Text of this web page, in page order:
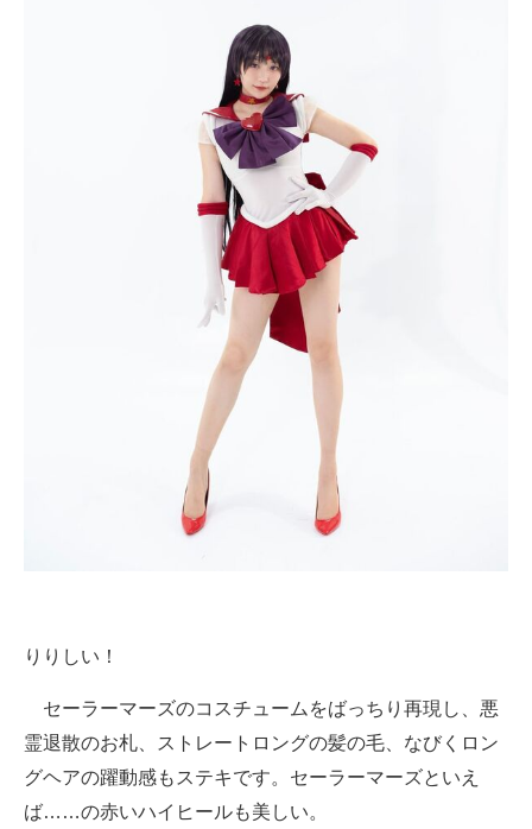
りりしい！
セーラーマーズのコスチュームをばっちり再現し、悪
霊退散のお札、ストレートロングの髪の毛、なびくロン
グヘアの躍動感もステキです。セーラーマーズといえ
ば……の赤いハイヒールも美しい。